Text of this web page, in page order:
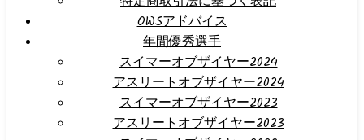
OWSアドバイス
年間優秀選手
スイマーオブザイヤー2024
アスリートオブザイヤー2024
スイマーオブザイヤー2023
アスリートオブザイヤー2023